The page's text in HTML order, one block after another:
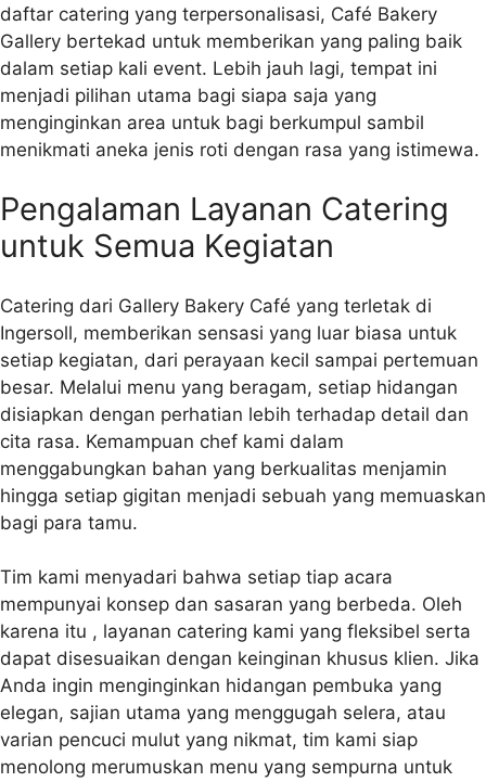
daftar catering yang terpersonalisasi, Café Bakery
Gallery bertekad untuk memberikan yang paling baik
dalam setiap kali event. Lebih jauh lagi, tempat ini
menjadi pilihan utama bagi siapa saja yang
menginginkan area untuk bagi berkumpul sambil
menikmati aneka jenis roti dengan rasa yang istimewa.
Pengalaman Layanan Catering
untuk Semua Kegiatan
Catering dari Gallery Bakery Café yang terletak di
Ingersoll, memberikan sensasi yang luar biasa untuk
setiap kegiatan, dari perayaan kecil sampai pertemuan
besar. Melalui menu yang beragam, setiap hidangan
disiapkan dengan perhatian lebih terhadap detail dan
cita rasa. Kemampuan chef kami dalam
menggabungkan bahan yang berkualitas menjamin
hingga setiap gigitan menjadi sebuah yang memuaskan
bagi para tamu.
Tim kami menyadari bahwa setiap tiap acara
mempunyai konsep dan sasaran yang berbeda. Oleh
karena itu , layanan catering kami yang fleksibel serta
dapat disesuaikan dengan keinginan khusus klien. Jika
Anda ingin menginginkan hidangan pembuka yang
elegan, sajian utama yang menggugah selera, atau
varian pencuci mulut yang nikmat, tim kami siap
menolong merumuskan menu yang sempurna untuk